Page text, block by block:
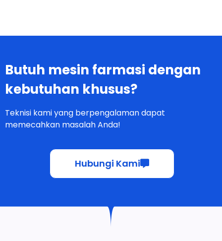
Butuh mesin farmasi dengan
kebutuhan khusus?
Teknisi kami yang berpengalaman dapat
memecahkan masalah Anda!
Hubungi Kami